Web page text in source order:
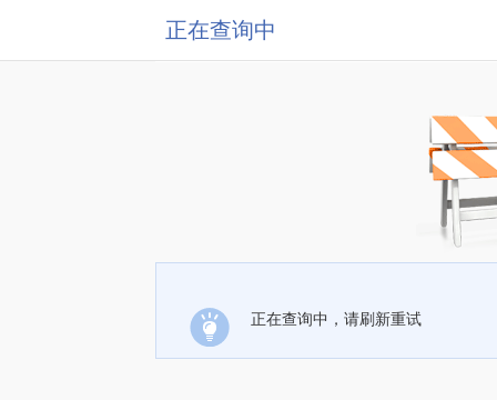
正在查询中
正在查询中，请刷新重试